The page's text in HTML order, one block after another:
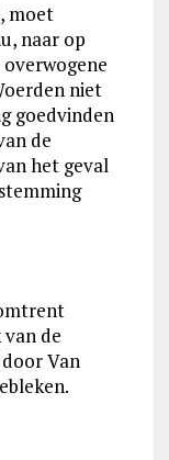
moet
naar op
niet
goedvinden
de
het geval
de
Van